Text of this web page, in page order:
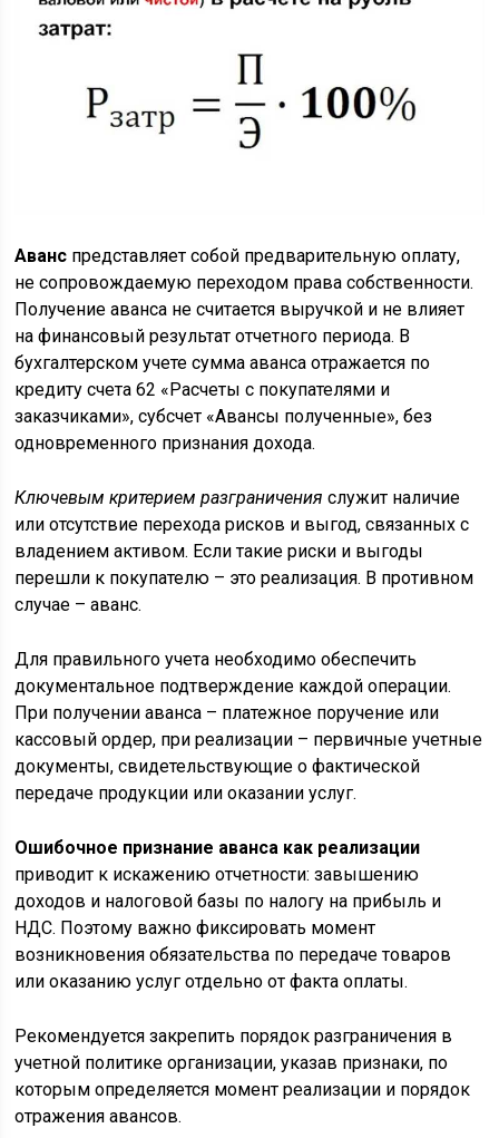
Аванс представляет собой предварительную оплату,
не сопровождаемую переходом права собственности.
Получение аванса не считается выручкой и не влияет
на финансовый результат отчетного периода. В
бухгалтерском учете сумма аванса отражается по
кредиту счета 62 «Расчеты с покупателями и
заказчиками», субсчет «Авансы полученные», без
одновременного признания дохода.
Ключевым критерием разграничения служит наличие
или отсутствие перехода рисков и выгод, связанных с
владением активом. Если такие риски и выгоды
перешли к покупателю – это реализация. В противном
случае – аванс.
Для правильного учета необходимо обеспечить
документальное подтверждение каждой операции.
При получении аванса – платежное поручение или
кассовый ордер, при реализации – первичные учетные
документы, свидетельствующие о фактической
передаче продукции или оказании услуг.
Ошибочное признание аванса как реализации
приводит к искажению отчетности: завышению
доходов и налоговой базы по налогу на прибыль и
НДС. Поэтому важно фиксировать момент
возникновения обязательства по передаче товаров
или оказанию услуг отдельно от факта оплаты.
Рекомендуется закрепить порядок разграничения в
учетной политике организации, указав признаки, по
которым определяется момент реализации и порядок
отражения авансов.